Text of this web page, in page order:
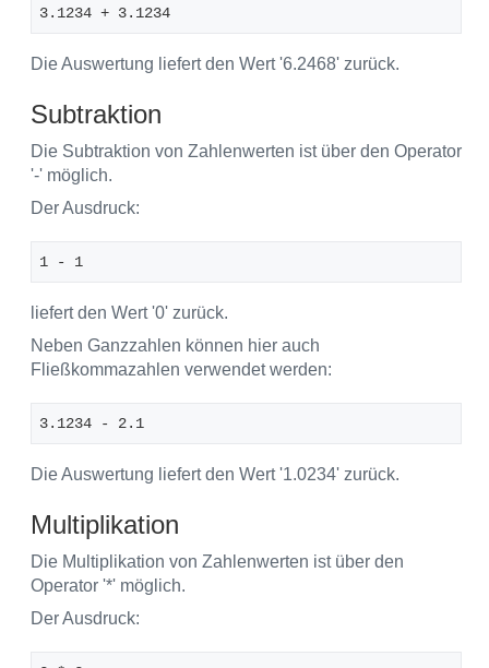
3.1234 + 3.1234
Die Auswertung liefert den Wert '6.2468' zurück.
Subtraktion
Die Subtraktion von Zahlenwerten ist über den Operator
'-' möglich.
Der Ausdruck:
1 - 1
liefert den Wert '0' zurück.
Neben Ganzzahlen können hier auch
Fließkommazahlen verwendet werden:
3.1234 - 2.1
Die Auswertung liefert den Wert '1.0234' zurück.
Multiplikation
Die Multiplikation von Zahlenwerten ist über den
Operator '*' möglich.
Der Ausdruck: